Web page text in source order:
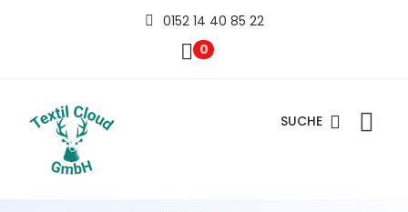
0152 14 40 85 22
0
SUCHE